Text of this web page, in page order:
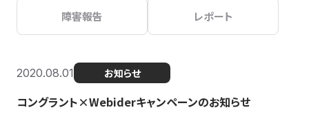
障害報告 レポート
2020.08.01 お知らせ
コングラント×Webiderキャンペーンのお知らせ